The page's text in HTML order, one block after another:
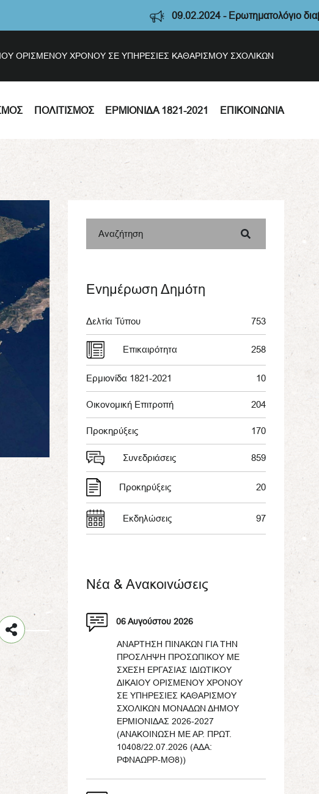
09.02.2024 - Ερωτηματολόγιο
ΟΡΙΣΜΕΝΟΥ ΧΡΟΝΟΥ ΣΕ ΥΠΗΡΕΣΙΕΣ ΚΑΘΑΡΙΣΜΟΥ ΣΧΟΛΙΚΩΝ
ΠΟΛΙΤΙΣΜΌΣ ΕΡΜΙΟΝΊΔΑ 1821-2021 ΕΠΙΚΟΙΝΩΝΊΑ
Αναζήτηση
Ενημέρωση Δημότη
Δελτία Τύπου 753
Επικαιρότητα 258
Ερμιονίδα 1821-2021 10
Οικονομική Επιτροπή 204
Προκηρύξεις 170
Συνεδριάσεις 859
Προκηρύξεις 20
Εκδηλώσεις 97
Νέα & Ανακοινώσεις
06 Αυγούστου 2026
ΑΝΑΡΤΗΣΗ ΠΙΝΑΚΩΝ ΓΙΑ ΤΗΝ
ΠΡΟΣΛΗΨΗ ΠΡΟΣΩΠΙΚΟΥ ΜΕ
ΣΧΕΣΗ ΕΡΓΑΣΙΑΣ ΙΔΙΩΤΙΚΟΥ
ΔΙΚΑΙΟΥ ΟΡΙΣΜΕΝΟΥ ΧΡΟΝΟΥ
ΣΕ ΥΠΗΡΕΣΙΕΣ ΚΑΘΑΡΙΣΜΟΥ
ΣΧΟΛΙΚΩΝ ΜΟΝΑΔΩΝ ΔΗΜΟΥ
ΕΡΜΙΟΝΙΔΑΣ 2026-2027
(ΑΝΑΚΟΙΝΩΣΗ ΜΕ ΑΡ. ΠΡΩΤ.
10408/22.07.2026 (ΑΔΑ:
ΡΦΝΑΩΡΡ-ΜΘ8))